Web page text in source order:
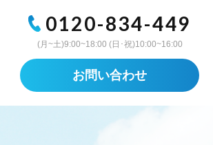
0120-834-449
(月~土)9:00~18:00 (日･祝)10:00~16:00
お問い合わせ